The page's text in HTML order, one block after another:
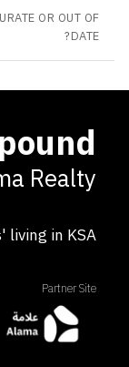
OR OUT OF
DATE?
Realty
living in KSA
Partner Site